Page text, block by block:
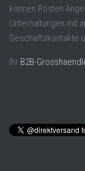
können Posten
Unterhaltungen mit
Geschäftskontakte
Ihr B2B-